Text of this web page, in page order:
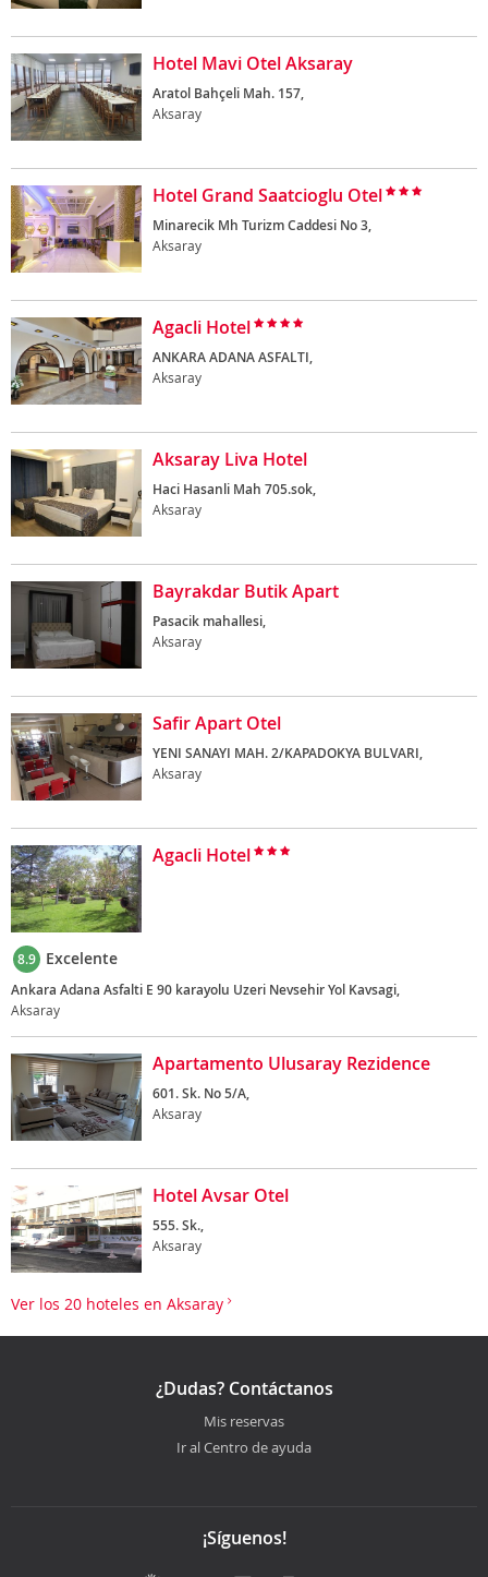
Hotel Mavi Otel Aksaray
Aratol Bahçeli Mah. 157,
Aksaray
Hotel Grand Saatcioglu Otel
Minarecik Mh Turizm Caddesi No 3,
Aksaray
Agacli Hotel
ANKARA ADANA ASFALTI,
Aksaray
Aksaray Liva Hotel
Haci Hasanli Mah 705.sok,
Aksaray
Bayrakdar Butik Apart
Pasacik mahallesi,
Aksaray
Safir Apart Otel
YENI SANAYI MAH. 2/KAPADOKYA BULVARI,
Aksaray
Agacli Hotel
8.9 Excelente
Ankara Adana Asfalti E 90 karayolu Uzeri Nevsehir Yol Kavsagi,
Aksaray
Apartamento Ulusaray Rezidence
601. Sk. No 5/A,
Aksaray
Hotel Avsar Otel
555. Sk.,
Aksaray
Ver los 20 hoteles en Aksaray
¿Dudas? Contáctanos
Mis reservas
Ir al Centro de ayuda
¡Síguenos!